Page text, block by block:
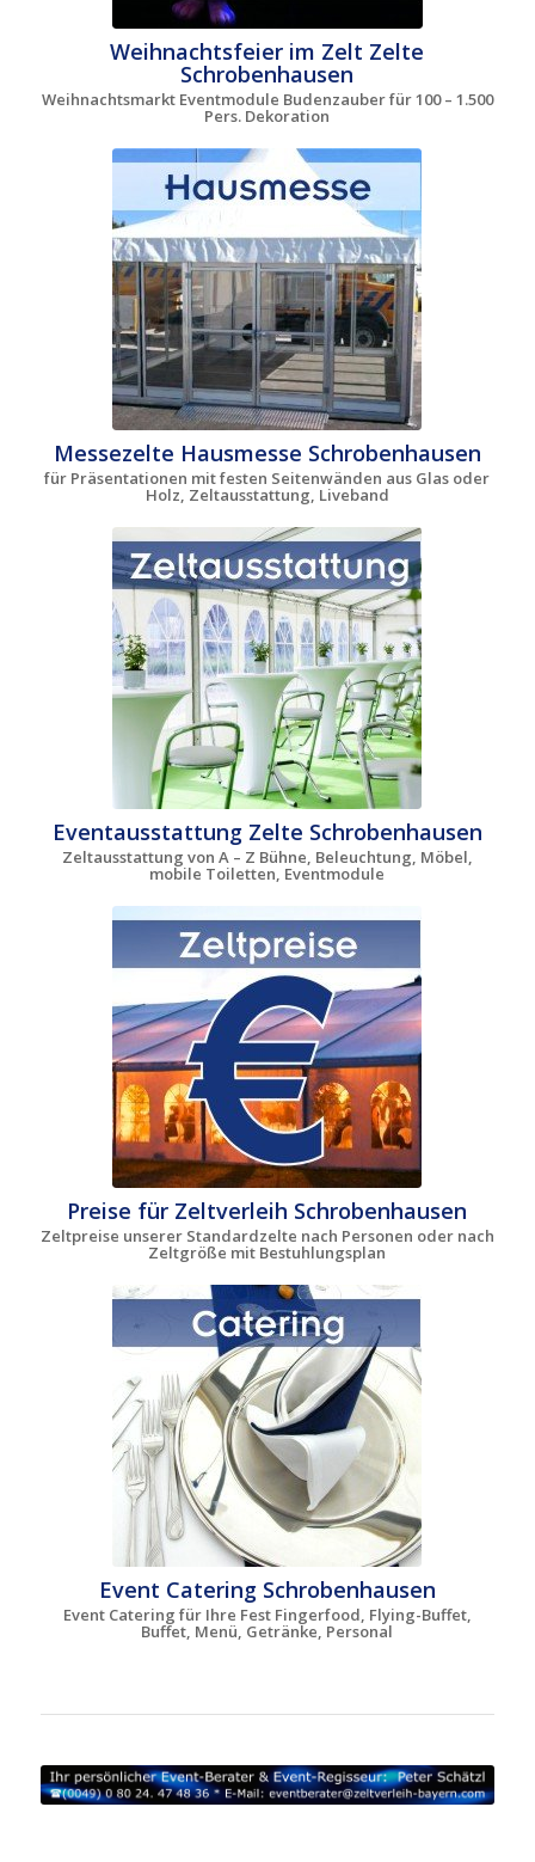
Weihnachtsfeier im Zelt Zelte
Schrobenhausen
Weihnachtsmarkt Eventmodule Budenzauber für 100 – 1.500
Pers. Dekoration
Messezelte Hausmesse Schrobenhausen
für Präsentationen mit festen Seitenwänden aus Glas oder
Holz, Zeltausstattung, Liveband
Eventausstattung Zelte Schrobenhausen
Zeltausstattung von A – Z Bühne, Beleuchtung, Möbel,
mobile Toiletten, Eventmodule
Preise für Zeltverleih Schrobenhausen
Zeltpreise unserer Standardzelte nach Personen oder nach
Zeltgröße mit Bestuhlungsplan
Event Catering Schrobenhausen
Event Catering für Ihre Fest Fingerfood, Flying-Buffet,
Buffet, Menü, Getränke, Personal